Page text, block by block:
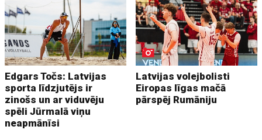
Edgars Točs: Latvijas
sporta līdzjutējs ir
zinošs un ar viduvēju
spēli Jūrmalā viņu
neapmānīsi
Latvijas volejbolisti
Eiropas līgas mačā
pārspēj Rumāniju